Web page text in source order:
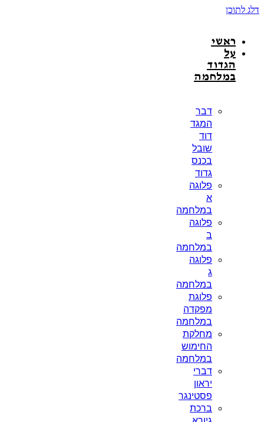
דלג לתוכן
ראשי
על
הגדוד
במלחמה
דבר
המגד
דוד
שובל
בכנס
גדוד
פלוגה
א
במלחמה
פלוגה
ב
במלחמה
פלוגה
ג
במלחמה
פלוגת
מפקדה
במלחמה
מחלקת
החימוש
במלחמה
דברי
יראון
פסטינגר
ברכת